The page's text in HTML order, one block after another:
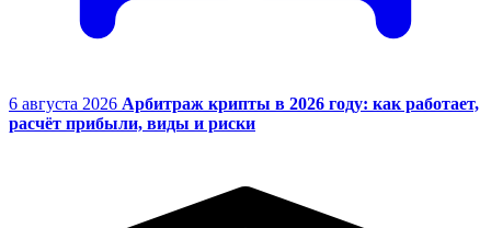
6 августа 2026 Арбитраж крипты в 2026 году: как работает,
расчёт прибыли, виды и риски